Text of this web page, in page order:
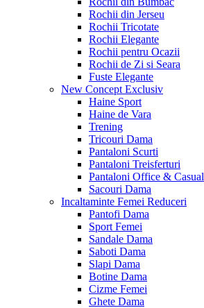
Rochii din Jerseu
Rochii Tricotate
Rochii Elegante
Rochii pentru Ocazii
Rochii de Zi si Seara
Fuste Elegante
New Concept Exclusiv
Haine Sport
Haine de Vara
Trening
Tricouri Dama
Pantaloni Scurti
Pantaloni Treisferturi
Pantaloni Office & Casual
Sacouri Dama
Incaltaminte Femei Reduceri
Pantofi Dama
Sport Femei
Sandale Dama
Saboti Dama
Slapi Dama
Botine Dama
Cizme Femei
Ghete Dama